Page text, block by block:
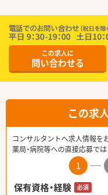
この求人に
問い合わせる
この求
コンサルタントへ求人情報を
薬局・病院等への直接応募で
1
保有資格・経験
必須